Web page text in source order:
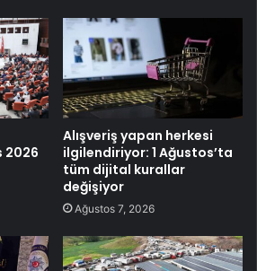
2026
Alışveriş yapan herkesi
ilgilendiriyor: 1 Ağustos’ta
tüm dijital kurallar
değişiyor
Ağustos 7, 2026